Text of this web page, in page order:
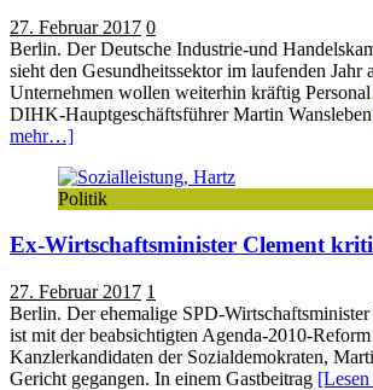
27. Februar 2017 0
Berlin. Der Deutsche Industrie-und
sieht den Gesundheitssektor im laufenden Jahr
Unternehmen wollen weiterhin kräftig Personal
DIHK-Hauptgeschäftsführer Martin Wansleben
mehr…]
Politik
Ex-Wirtschaftsminister Clement
27. Februar 2017 1
Berlin. Der ehemalige SPD-
ist mit der beabsichtigten Agenda-2010-Reform
Kanzlerkandidaten der Sozialdemokraten,
Gericht gegangen. In einem Gastbeitrag